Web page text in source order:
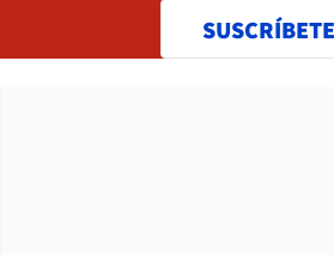
SUSCRÍBETE